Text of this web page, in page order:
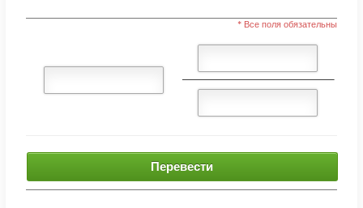
* Все поля обязательны
Перевести